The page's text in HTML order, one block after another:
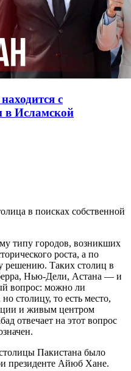
с
в Исламской
в поисках собственной
типу городов, возникших
роста, а по
решению. Таких столиц в
Нью-Дели, Астана — и
вопрос: можно ли
столицу, то есть место,
и живым центром
отвечает на этот вопрос
Пакистана было
президенте Айюб Хане.